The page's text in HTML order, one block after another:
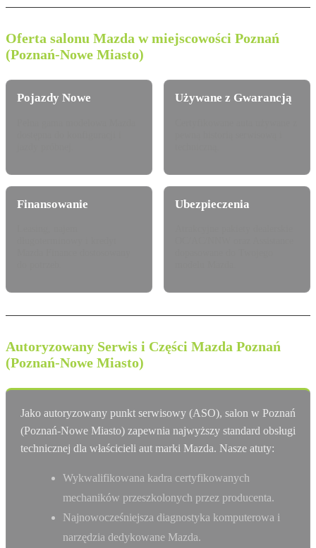
Oferta salonu Mazda w miejscowości Poznań
(Poznań-Nowe Miasto)
Pojazdy Nowe Używane z Gwarancją
Finansowanie Ubezpieczenia
Autoryzowany Serwis i Części Mazda Poznań
(Poznań-Nowe Miasto)
Jako autoryzowany punkt serwisowy (ASO), salon w Poznań
(Poznań-Nowe Miasto) zapewnia najwyższy standard obsługi
technicznej dla właścicieli aut marki Mazda. Nasze atuty:
Wykwalifikowana kadra certyfikowanych
mechaników przeszkolonych przez producenta.
Najnowocześniejsza diagnostyka komputerowa i
narzędzia dedykowane Mazda.